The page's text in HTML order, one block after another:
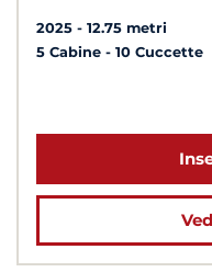
2025
12.75 metri
5 Cabine
10 Cuccette